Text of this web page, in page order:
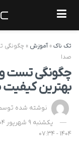
تک ناک»آموزش » چگونگی
صدا
چگونگی تست و
بهترین
نوشته شده
1404 - 07:34